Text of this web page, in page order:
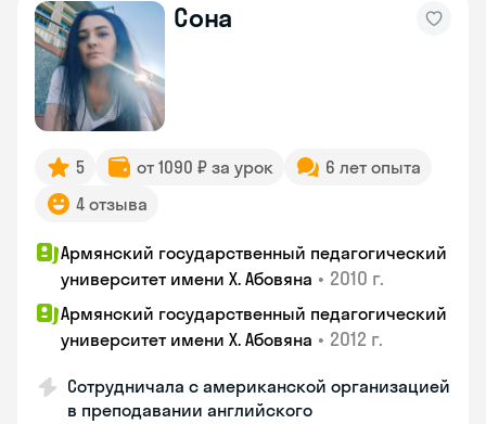
Сона
5 от 1090 ₽ за урок
6 лет опыта
4 отзыва
Армянский государственный педагогический
университет имени Х. Абовяна • 2010 г.
Армянский государственный педагогический
университет имени Х. Абовяна • 2012 г.
Сотрудничала с американской организацией
в преподавании английского